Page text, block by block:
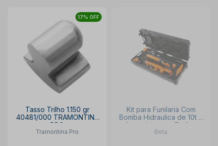
17% OFF
Tasso Trilho 1.150 gr
40481/000 TRAMONTINA
PRO
Tramontina Pro
Kit para Funilaria Com
Bomba Hidraulica de 10t e
Acessórios em Trolley
1365/K13 BETA
Beta